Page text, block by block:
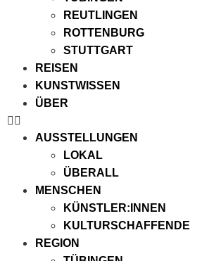
REUTLINGEN
ROTTENBURG
STUTTGART
REISEN
KUNSTWISSEN
ÜBER
AUSSTELLUNGEN
LOKAL
ÜBERALL
MENSCHEN
KÜNSTLER:INNEN
KULTURSCHAFFENDE
REGION